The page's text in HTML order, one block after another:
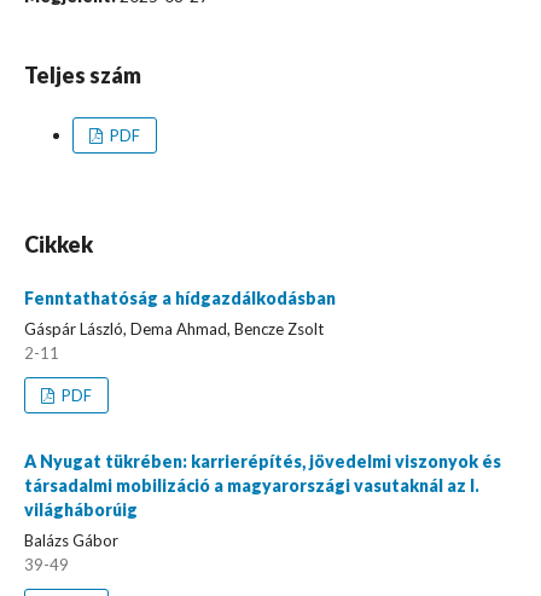
Teljes szám
PDF
Cikkek
Fenntathatóság a hídgazdálkodásban
Gáspár László, Dema Ahmad, Bencze Zsolt
2-11
PDF
A Nyugat tükrében: karrierépítés, jövedelmi viszonyok és
társadalmi mobilizáció a magyarországi vasutaknál az I.
világháborúig
Balázs Gábor
39-49